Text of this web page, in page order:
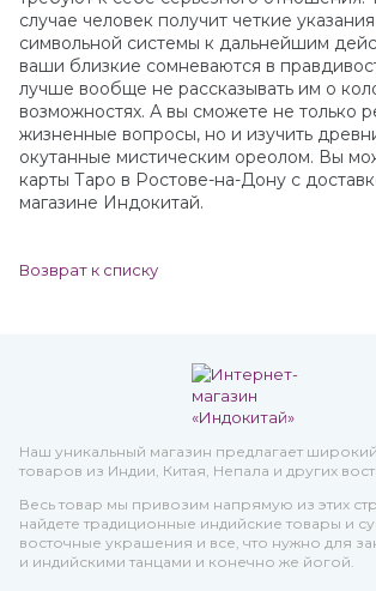
случае человек получит четкие
символьной системы к дальнейшим
ваши близкие сомневаются в
лучше вообще не рассказывать им о
возможностях. А вы сможете не только
жизненные вопросы, но и изучить
окутанные мистическим ореолом. Вы
карты Таро в Ростове-на-Дону с
магазине Индокитай.
Возврат к списку
Наш уникальный магазин предлагает
товаров из Индии, Китая, Непала и других
Весь товар мы привозим напрямую из этих
найдете традиционные индийские товары и
восточные украшения и все, что нужно для
и индийскими танцами и конечно же йогой.